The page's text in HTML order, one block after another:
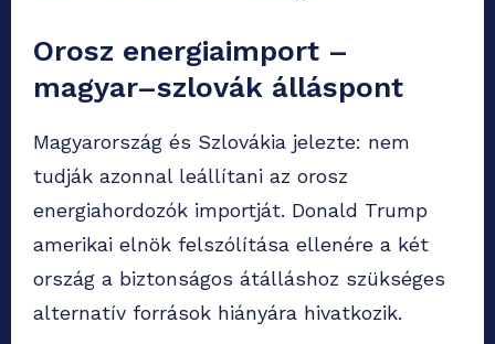
Orosz energiaimport –
magyar–szlovák álláspont
Magyarország és Szlovákia jelezte: nem
tudják azonnal leállítani az orosz
energiahordozók importját. Donald Trump
amerikai elnök felszólítása ellenére a két
ország a biztonságos átálláshoz szükséges
alternatív források hiányára hivatkozik.